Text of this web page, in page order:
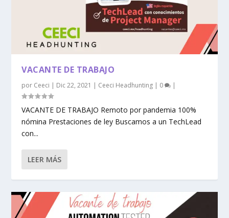
VACANTE DE TRABAJO
por Ceeci | Dic 22, 2021 | Ceeci Headhunting | 0 |
VACANTE DE TRABAJO Remoto por pandemia 100%
nómina Prestaciones de ley Buscamos a un TechLead
con...
LEER MÁS